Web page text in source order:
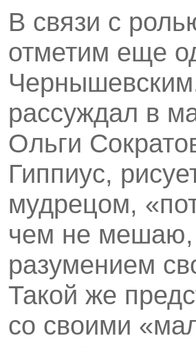
В связи с
отметим еще
рассуждал в
Ольги
Гиппиус,
мудрецом,
чем не мешаю,
разумением
Такой же
со своими